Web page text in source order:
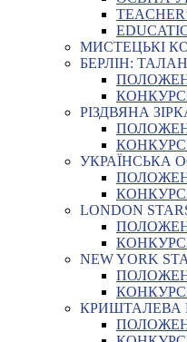
МИСТЕЦЬКІ
БЕРЛІН:
РІЗДВЯНА
УКРАЇНСЬКА
LONDON
NEW YORK
КРИШТАЛЕВА